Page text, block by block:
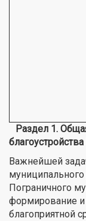
Раздел 1.
Важнейшей
Пограничного
формирование
благоприятной